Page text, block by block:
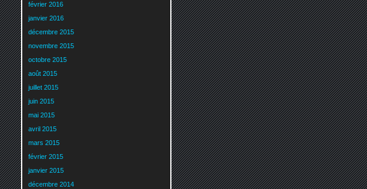
février 2016
janvier 2016
décembre 2015
novembre 2015
octobre 2015
août 2015
juillet 2015
juin 2015
mai 2015
avril 2015
mars 2015
février 2015
janvier 2015
décembre 2014